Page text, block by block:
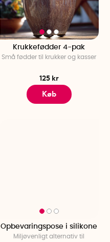
Krukkefødder 4-pak
Små fødder til krukker og kasser
125 kr
Køb
Opbevaringspose i silikone
Miljøvenligt alternativ til